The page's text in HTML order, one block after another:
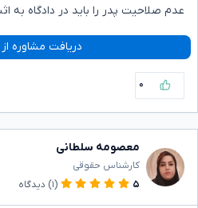
عدم صلاحیت پدر را باید در دادگاه به
دریافت مشاوره
۰
معصومه سلطانی
کارشناس حقوقی
۵
(۱) دیدگاه